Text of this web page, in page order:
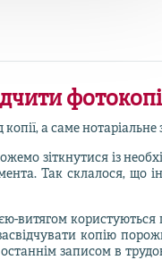
а саме
зіткнутися із
Так склалося, що
витягом
копію
записом в